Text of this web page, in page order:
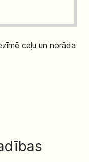
ceļu un norāda